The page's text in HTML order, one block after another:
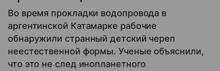
Во время прокладки водопровода в
аргентинской Катамарке рабочие
обнаружили странный детский череп
неестественной формы. Ученые объяснили,
что это не след инопланетного